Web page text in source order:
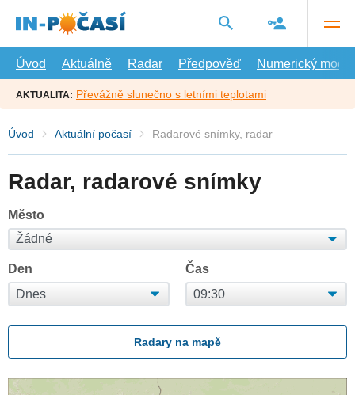
hlavní
Úvod
Aktuálně Radar Předpověď Numerický model
AKTUALITA: Převážně slunečno s letními teplotami
Úvod Aktuální počasí Radarové snímky, radar
Radar, radarové snímky
Město
Den Čas
Radary na mapě